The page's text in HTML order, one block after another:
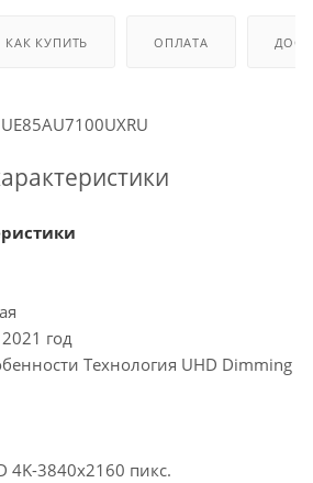
КАК КУПИТЬ ОПЛАТА
год
Технология UHD Dimming
4K-3840x2160 пикс.